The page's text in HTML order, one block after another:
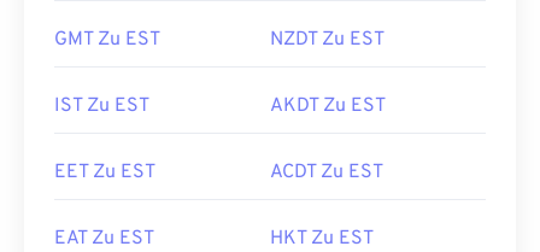
GMT Zu EST NZDT Zu EST
IST Zu EST AKDT Zu EST
EET Zu EST ACDT Zu EST
EAT Zu EST HKT Zu EST